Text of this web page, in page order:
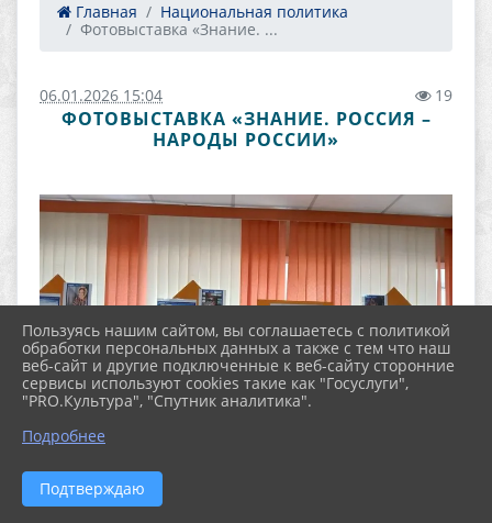
Главная
Национальная политика
Фотовыставка «Знание. ...
06.01.2026 15:04 19
ФОТОВЫСТАВКА «ЗНАНИЕ. РОССИЯ –
НАРОДЫ РОССИИ»
Пользуясь нашим сайтом, вы соглашаетесь с политикой
обработки персональных данных а также с тем что наш
веб-сайт и другие подключенные к веб-сайту сторонние
сервисы используют cookies такие как "Госуслуги",
"PRO.Культура", "Спутник аналитика".
Подробнее
Подтверждаю